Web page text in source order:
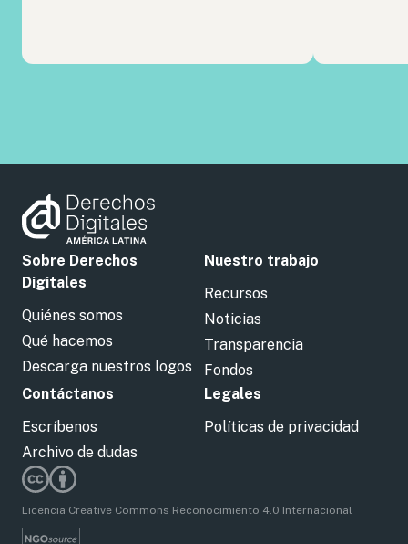
Sobre Derechos
Digitales
Quiénes somos
Qué hacemos
Descarga nuestros logos
Nuestro trabajo
Recursos
Noticias
Transparencia
Fondos
Contáctanos
Escríbenos
Archivo de dudas
Legales
Políticas de privacidad
Licencia Creative Commons Reconocimiento 4.0 Internacional